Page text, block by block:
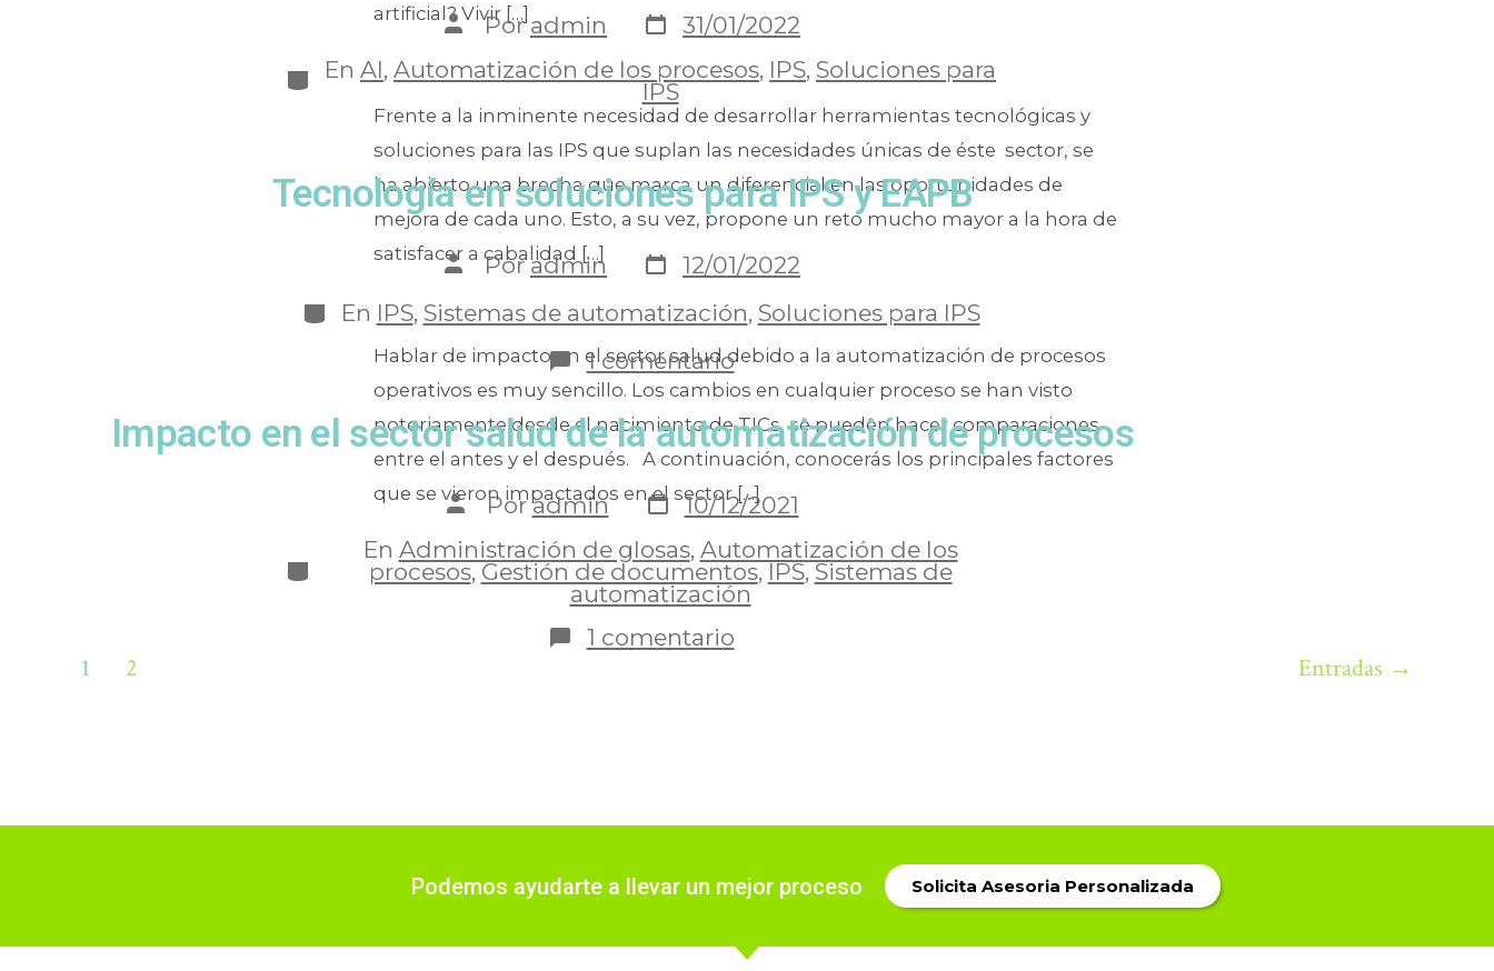
Poradmin
31/01/2022
En AI, Automatización de los procesos, IPS, Soluciones para
IPS
artificial? Vivir […]
Tecnología en soluciones para IPS y EAPB
Poradmin
12/01/2022
En IPS, Sistemas de automatización, Soluciones para IPS
1 comentario
Frente a la inminente necesidad de desarrollar herramientas tecnológicas y
soluciones para las IPS que suplan las necesidades únicas de éste sector, se
ha abierto una brecha que marca un diferencial en las oportunidades de
mejora de cada uno. Esto, a su vez, propone un reto mucho mayor a la hora de
satisfacer a cabalidad […]
Impacto en el sector salud de la automatización de procesos
Poradmin
10/12/2021
En Administración de glosas, Automatización de los
procesos,Gestión de documentos,IPS,Sistemas de
automatización
1 comentario
Hablar de impacto en el sector salud debido a la automatización de procesos
operativos es muy sencillo. Los cambios en cualquier proceso se han visto
notoriamente desde el nacimiento de TICs, se pueden hacer comparaciones
entre el antes y el después. A continuación, conocerás los principales factores
que se vieron impactados en el sector […]
1 2 Entradas →
Podemos ayudarte a llevar un mejor proceso Solicita Asesoria Personalizada